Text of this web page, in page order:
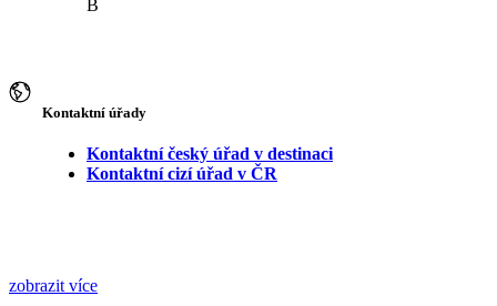
B
Kontaktní úřady
Kontaktní český úřad v destinaci
Kontaktní cizí úřad v ČR
zobrazit více